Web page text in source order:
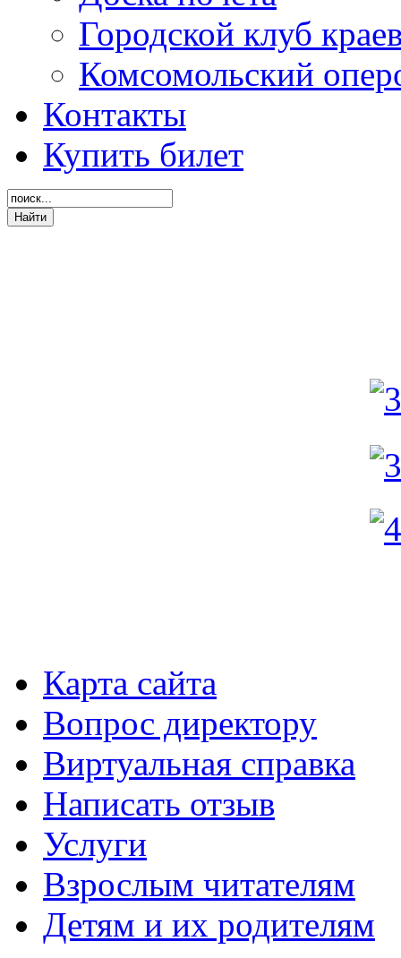
Городской клуб
Комсомольский
Контакты
Купить билет
Карта сайта
Вопрос директору
Виртуальная справка
Написать отзыв
Услуги
Взрослым читателям
Детям и их родителям